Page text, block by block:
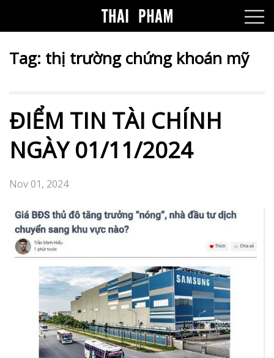
Tag: thị trường chứng khoán mỹ
ĐIỂM TIN TÀI CHÍNH
NGÀY 01/11/2024
Nov 01, 2024